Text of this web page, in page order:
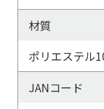
材質
ポリエステル
JANコード